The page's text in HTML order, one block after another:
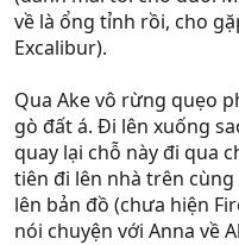
về là ổng tỉnh rồi, cho
Excalibur).
Qua Ake vô rừng quẹo
gò đất á. Đi lên xuống
quay lại chỗ này đi qua
tiên đi lên nhà trên
lên bản đồ (chưa hiện
nói chuyện với Anna về